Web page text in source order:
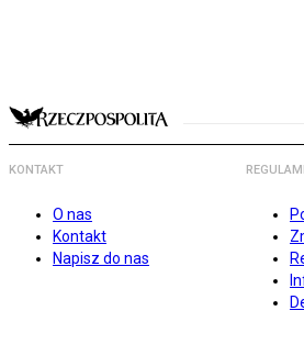
KONTAKT
O nas
Kontakt
Napisz do nas